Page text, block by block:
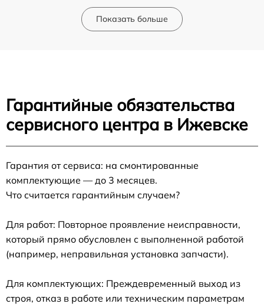
Показать больше
Гарантийные обязательства
сервисного центра в Ижевске
Гарантия от сервиса: на смонтированные
комплектующие — до 3 месяцев.
Что считается гарантийным случаем?
Для работ: Повторное проявление неисправности,
который прямо обусловлен с выполненной работой
(например, неправильная установка запчасти).
Для комплектующих: Преждевременный выход из
строя, отказ в работе или техническим параметрам